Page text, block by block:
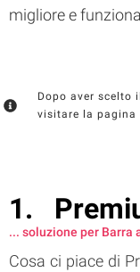
migliore e
Dopo aver scelto
visitare la
... soluzione per Barra
Cosa ci piace di